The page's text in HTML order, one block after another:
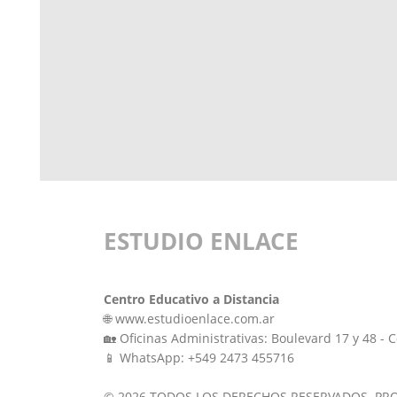
ESTUDIO ENLACE
Centro Educativo a Distancia
🌐 www.estudioenlace.com.ar
🏡 Oficinas Administrativas: Boulevard 17 y 48 -
📱 WhatsApp: +549 2473 455716